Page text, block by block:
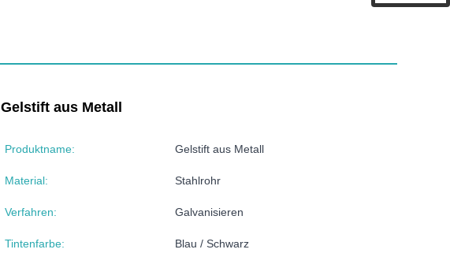
Gelstift aus Metall
Produktname: Gelstift aus Metall
Material: Stahlrohr
Verfahren: Galvanisieren
Tintenfarbe: Blau / Schwarz